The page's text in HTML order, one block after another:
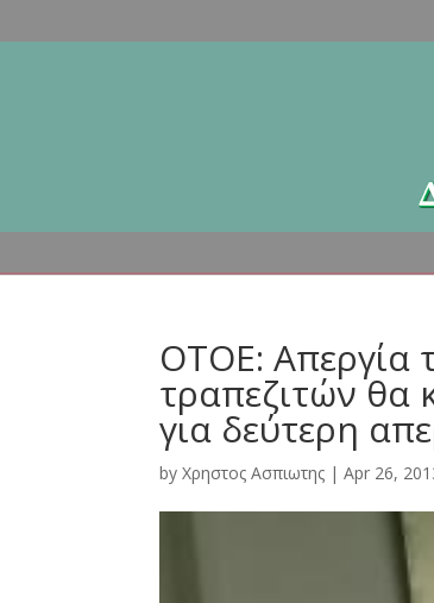
ΟΤΟΕ: Απεργία
τραπεζιτών θα
για δεύτερη
byΧρηστος Ασπιωτης |Apr 26,